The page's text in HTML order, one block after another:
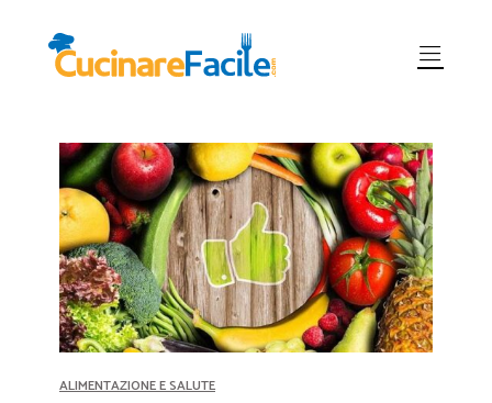
ALIMENTAZIONE E SALUTE